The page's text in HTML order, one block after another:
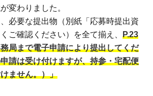
変わりました。
、必要な提出物（別紙「応募時提出資
ご確認ください）を全て揃え、 P.23
局まで電子申請により提出してくだ
請は受け付けますが、持参・宅配便
ません。）」